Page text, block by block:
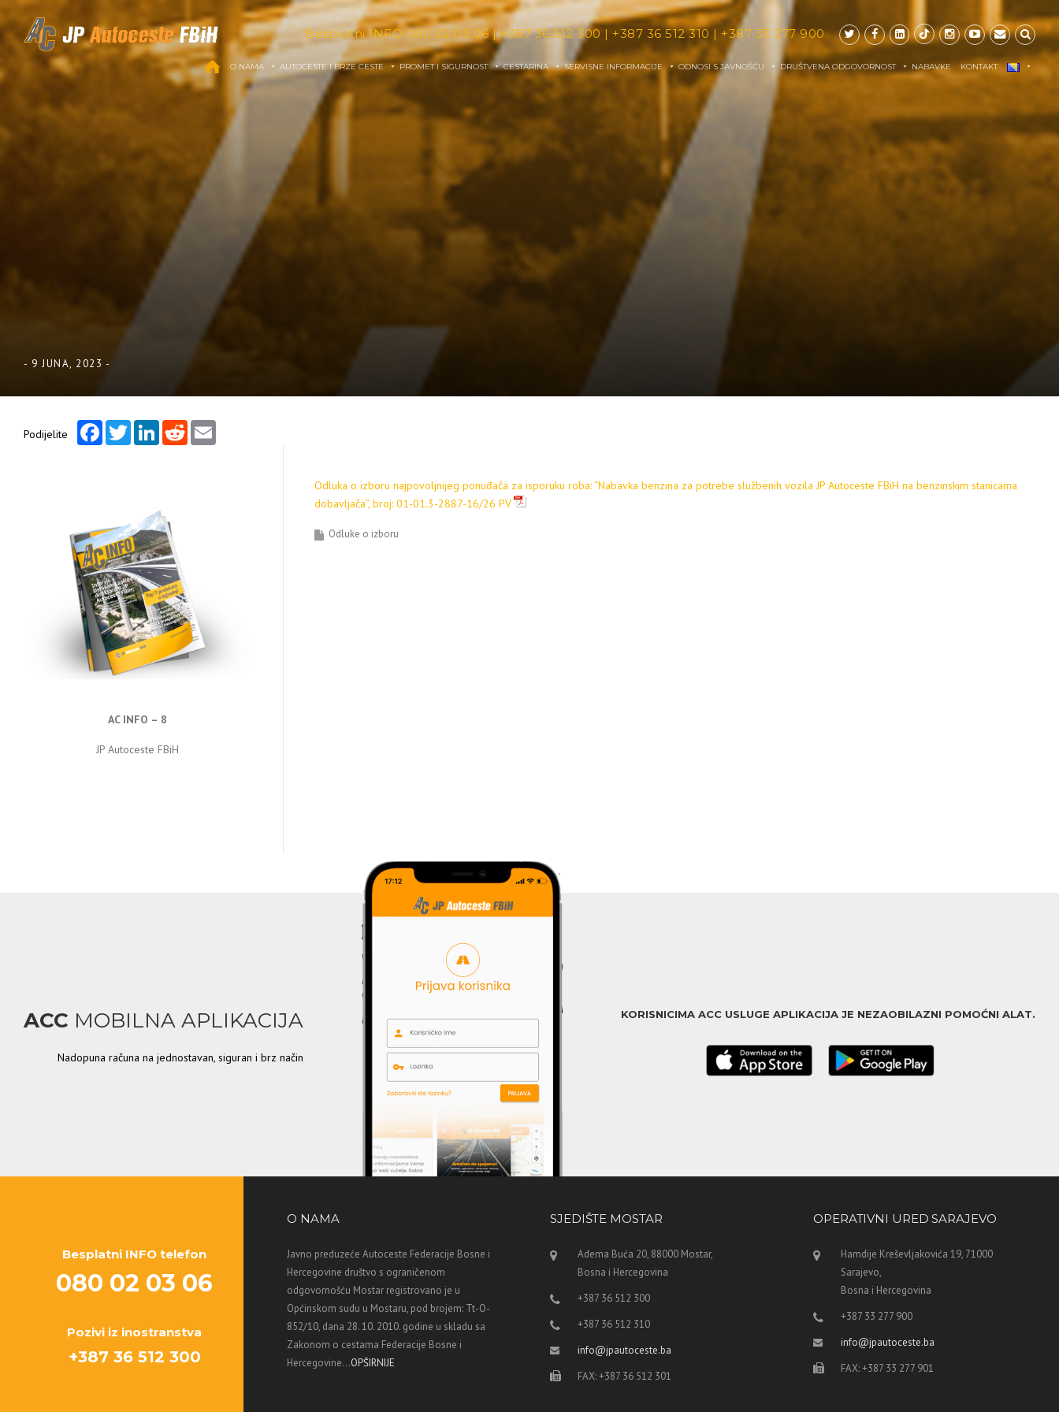
Skip to content
Besplatni INFO080 02 03 06|+387 36 512 300 | +387 36 512 310 | +387 33 277 900
O NAMA AUTOCESTE I BRZE CESTE PROMET I SIGURNOST CESTARINA SERVISNE INFORMACIJE ODNOSI S JAVNOŠĆU DRUŠTVENA ODGOVORNOST NABAVKE KONTAKT
- 9 JUNA, 2023 -
Podijelite
FacebookTwitterLinkedInReddit
Odluka o izboru najpovoljnijeg ponuđača za isporuku roba: “Nabavka benzina za potrebe službenih vozila JP Autoceste FBiH na benzinskim stanicama
dobavljača”, broj: 01-01.3-2887-16/26 PV
Odluke o izboru
AC INFO – 8
JP Autoceste FBiH
ACC MOBILNA APLIKACIJA
Nadopuna računa na jednostavan, siguran i brz način
KORISNICIMA ACC USLUGE APLIKACIJA JE NEZAOBILAZNI POMOĆNI ALAT.
Besplatni INFO telefon
080 02 03 06
Pozivi iz inostranstva
+387 36 512 300
O NAMA
Javno preduzeće Autoceste Federacije Bosne i
Hercegovine društvo s ograničenom
odgovornošću Mostar registrovano je u
Općinskom sudu u Mostaru, pod brojem: Tt-O-
852/10, dana 28. 10. 2010. godine u skladu sa
Zakonom o cestama Federacije Bosne i
Hercegovine...OPŠIRNIJE
SJEDIŠTE MOSTAR
Adema Buća 20, 88000 Mostar,
Bosna i Hercegovina
+387 36 512 300
+387 36 512 310
info@jpautoceste.ba
FAX: +387 36 512 301
OPERATIVNI URED SARAJEVO
Hamdije Kreševljakovića 19, 71000
Sarajevo,
Bosna i Hercegovina
+387 33 277 900
info@jpautoceste.ba
FAX: +387 33 277 901